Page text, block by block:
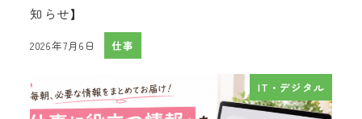
知らせ】
投稿日
2026年7月6日 仕事
IT・デジタル